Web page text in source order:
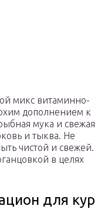
микс витаминно-
дополнением к
мука и свежая
и тыква. Не
чистой и свежей.
в целях
для кур